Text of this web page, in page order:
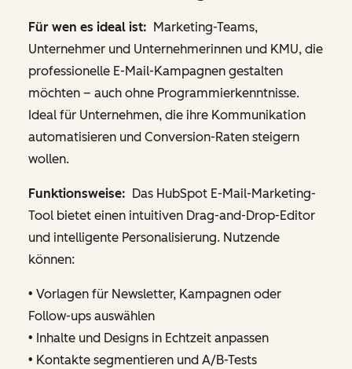
Für wen es ideal ist: Marketing-Teams,
Unternehmer und Unternehmerinnen und KMU, die
professionelle E-Mail-Kampagnen gestalten
möchten – auch ohne Programmierkenntnisse.
Ideal für Unternehmen, die ihre Kommunikation
automatisieren und Conversion-Raten steigern
wollen.
Funktionsweise: Das HubSpot E-Mail-Marketing-
Tool bietet einen intuitiven Drag-and-Drop-Editor
und intelligente Personalisierung. Nutzende
können:
• Vorlagen für Newsletter, Kampagnen oder
Follow-ups auswählen
• Inhalte und Designs in Echtzeit anpassen
• Kontakte segmentieren und A/B-Tests